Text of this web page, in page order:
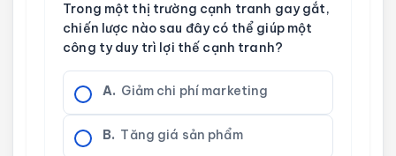
Trong một thị trường cạnh tranh gay gắt,
chiến lược nào sau đây có thể giúp một
công ty duy trì lợi thế cạnh tranh?
A. Giảm chi phí marketing
B. Tăng giá sản phẩm